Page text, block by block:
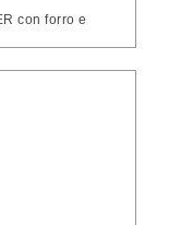
con forro e